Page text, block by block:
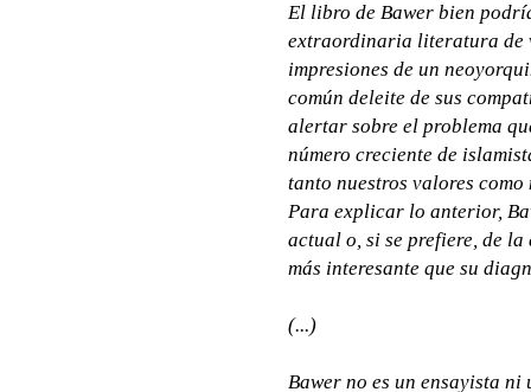
El libro de Bawer bien
extraordinaria literatura de
impresiones de un
común deleite de sus
alertar sobre el problema
número creciente de
tanto nuestros valores como
Para explicar lo anterior,
actual o, si se prefiere, de
más interesante que su
(...)
Bawer no es un ensayista